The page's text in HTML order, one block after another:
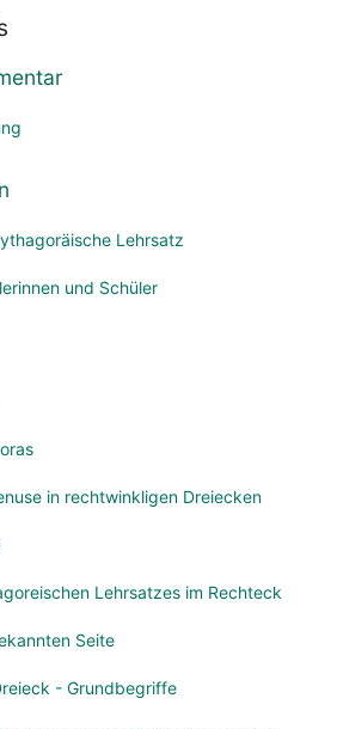
Lehrsatz
und Schüler
in rechtwinkligen Dreiecken
Lehrsatzes im Rechteck
Seite
- Grundbegriffe